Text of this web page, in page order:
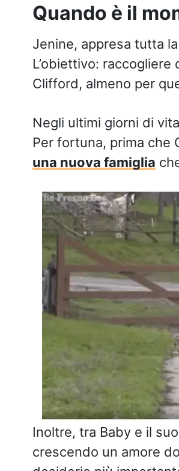
Quando è il
Jenine, appresa tutta
L’obiettivo:
Clifford, almeno per
Negli ultimi giorni di
Per fortuna, prima che
una nuova famiglia
Inoltre, tra Baby e il
crescendo un amore